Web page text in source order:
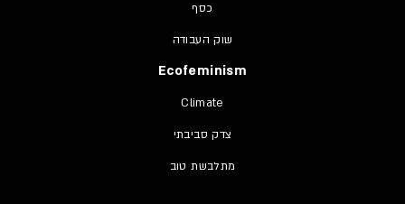
כסף
שוק העבודה
Ecofeminism
Climate
צדק סביבתי
מתלבשת טוב